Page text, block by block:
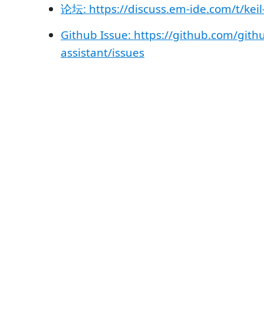
论坛: https://discuss.em-ide.com/t/
Github Issue: https://github.com/
assistant/issues